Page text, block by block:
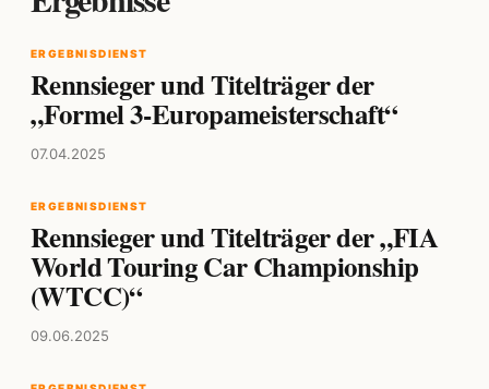
ERGEBNISDIENST
Rennsieger und Titelträger der
„Formel 3-Europameisterschaft“
07.04.2025
ERGEBNISDIENST
Rennsieger und Titelträger der „FIA
World Touring Car Championship
(WTCC)“
09.06.2025